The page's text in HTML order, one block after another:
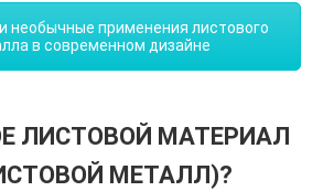
необычные применения листового
в современном дизайне
ЛИСТОВОЙ МАТЕРИАЛ
МЕТАЛЛ)?